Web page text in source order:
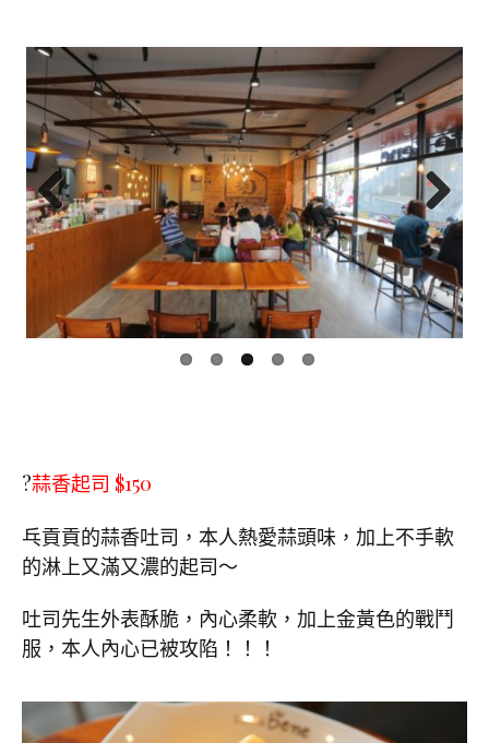
Previ
Next
?蒜香起司 $150
乓貢貢的蒜香吐司，本人熱愛蒜頭味，加上不手軟
的淋上又滿又濃的起司～
吐司先生外表酥脆，內心柔軟，加上金黃色的戰鬥
服，本人內心已被攻陷！！！